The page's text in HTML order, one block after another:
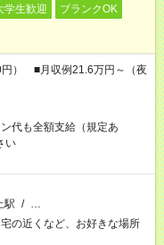
学生歓迎
ブランクOK
円） ■月収例21.6万円～（夜
代も全額支給（規定あ
い
駅 / …
の近くなど、お好きな場所